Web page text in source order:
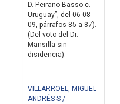
D. Peirano Basso c.
Uruguay”, del 06-08-
09, párrafos 85 a 87).
(Del voto del Dr.
Mansilla sin
disidencia).
VILLARROEL, MIGUEL
ANDRÉS S /